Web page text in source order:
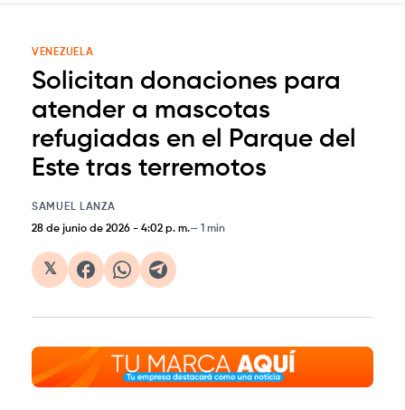
VENEZUELA
Solicitan donaciones para
atender a mascotas
refugiadas en el Parque del
Este tras terremotos
SAMUEL LANZA
28 de junio de 2026 - 4:02 p. m. 1 min
𝕏